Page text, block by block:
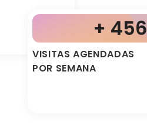
+ 456
VISITAS AGENDADAS
POR SEMANA